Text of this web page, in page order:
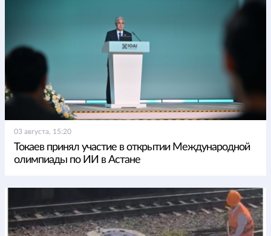
03 августа, 15:20
Токаев принял участие в открытии Международной
олимпиады по ИИ в Астане